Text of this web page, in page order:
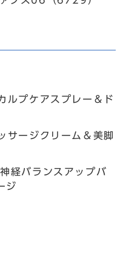
ルプケアスプレー＆ド
サージクリーム＆美脚
経バランスアップバ
ジ